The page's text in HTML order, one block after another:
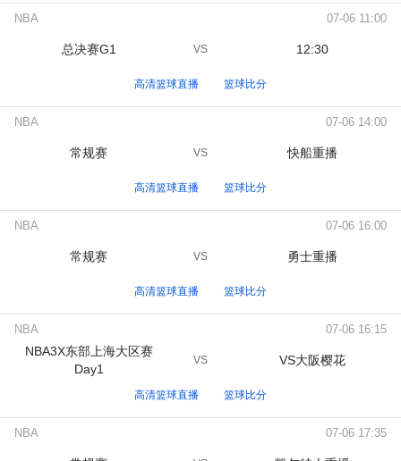
NBA 07-06 11:00
总决赛G1 VS 12:30
高清篮球直播 篮球比分
NBA 07-06 14:00
常规赛 VS 快船重播
高清篮球直播 篮球比分
NBA 07-06 16:00
常规赛 VS 勇士重播
高清篮球直播 篮球比分
NBA 07-06 16:15
NBA3X东部上海大区赛
Day1
VS VS大阪樱花
高清篮球直播 篮球比分
NBA 07-06 17:35